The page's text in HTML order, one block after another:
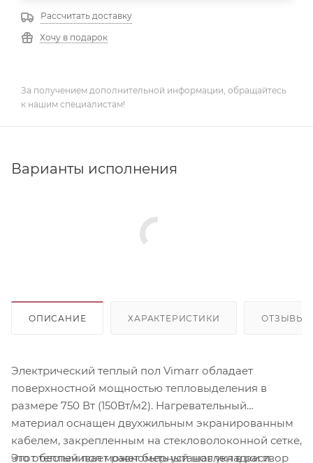
Рассчитать доставку
Хочу в подарок
За получением дополнительной информации, обращайтесь
к нашим специалистам!
Варианты исполнения
ОПИСАНИЕ ХАРАКТЕРИСТИКИ ОТЗЫВЫ
Электрический теплый пол Vimarr обладает
поверхностной мощностью тепловыделения в
размере 750 Вт (150Вт/м2). Нагревательный
материал оснащен двухжильным экранированным
кабелем, закрепленным на стекловолоконной сетке,
что обеспечивает равномерный шаг укладки и
Этот теплый пол может быть установлен в раствор